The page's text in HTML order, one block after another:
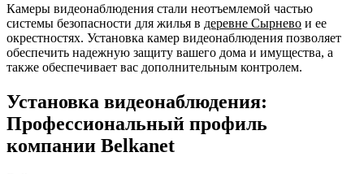
Камеры видеонаблюдения стали неотъемлемой частью
системы безопасности для жилья в деревне Сырнево и ее
окрестностях. Установка камер видеонаблюдения позволяет
обеспечить надежную защиту вашего дома и имущества, а
также обеспечивает вас дополнительным контролем.
Установка видеонаблюдения:
Профессиональный профиль
компании Belkanet